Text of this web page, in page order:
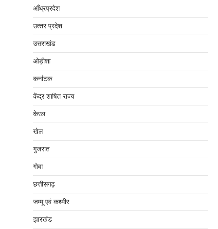
आँध्रप्रदेश
उत्‍तर प्रदेश
उत्तराखंड
ओड़ीशा
कर्नाटक
केंद्र शाषित राज्य
केरल
खेल
गुजरात
गोवा
छत्तीसगढ़
जम्‍मू एवं कश्‍मीर
झारखंड